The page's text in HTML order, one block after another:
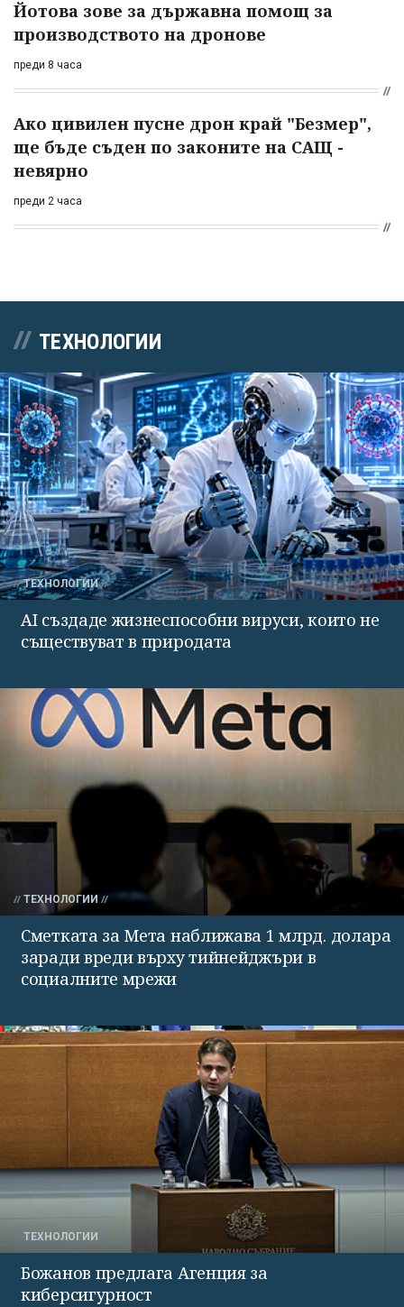
Йотова зове за държавна помощ за
производството на дронове
преди 8 часа
Ако цивилен пусне дрон край "Безмер",
ще бъде съден по законите на САЩ -
невярно
преди 2 часа
ТЕХНОЛОГИИ
ТЕХНОЛОГИИ
AI създаде жизнеспособни вируси, които не
съществуват в природата
ТЕХНОЛОГИИ
Сметката за Мета наближава 1 млрд. долара
заради вреди върху тийнейджъри в
социалните мрежи
ТЕХНОЛОГИИ
Божанов предлага Агенция за
киберсигурност